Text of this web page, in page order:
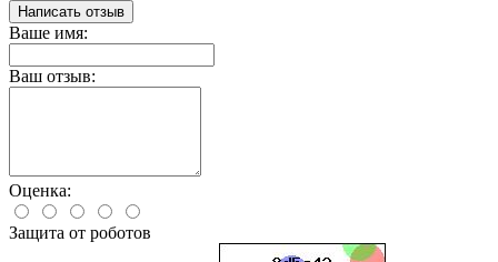
Написать отзыв
Ваше имя:
Ваш отзыв:
Оценка:
Защита от роботов